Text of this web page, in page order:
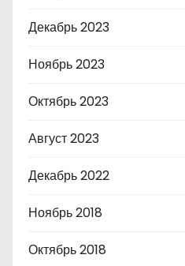
Декабрь 2023
Ноябрь 2023
Октябрь 2023
Август 2023
Декабрь 2022
Ноябрь 2018
Октябрь 2018